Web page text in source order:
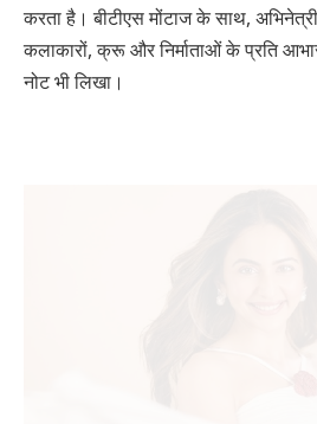
करता है। बीटीएस मोंटाज के साथ,
कलाकारों, क्रू और निर्माताओं के प्रति
नोट भी लिखा।